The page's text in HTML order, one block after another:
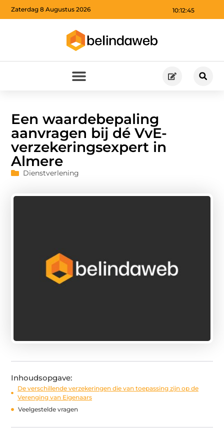
10:12:47
Zaterdag 8 Augustus 2026
Een waardebepaling
aanvragen bij dé VvE-
verzekeringsexpert in
Almere
Dienstverlening
Inhoudsopgave:
De verschillende verzekeringen die van toepassing zijn op de
Verenging van Eigenaars
Veelgestelde vragen